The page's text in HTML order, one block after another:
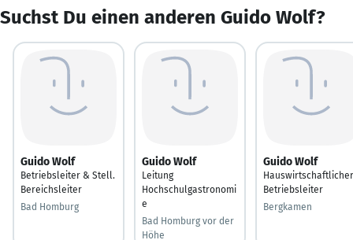
Suchst Du einen anderen Guido Wolf?
Guido Wolf
Betriebsleiter & Stell.
Bereichsleiter
Bad Homburg
Guido Wolf
Leitung
Hochschulgastronomi
e
Bad Homburg vor der
Höhe
Guido Wolf
Hauswirtschaftlicher
Betriebsleiter
Bergkamen